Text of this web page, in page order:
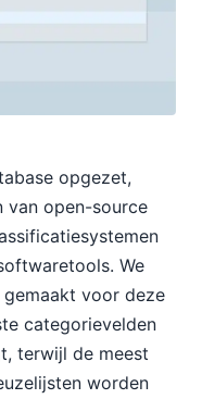
opgezet,
van open-source
We
voor deze
categorievelden
terwijl de meest
worden